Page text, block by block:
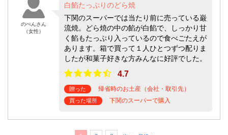
のぺんさん
（女性）
白餡たっぷりのどら焼
下関のスーパーでは当たり前に売っている巌
流焼。どら焼の中の餡が白餡で、しっかり甘
く餡もたっぷり入っているので食べごたえが
あります。箱で買って１人ひとつずつ配りま
したが和菓子好きな方みんなに好評でした。
4.7
贈った 帰省時のお土産（会社・取引先）
買った場所 下関のスーパーで購入